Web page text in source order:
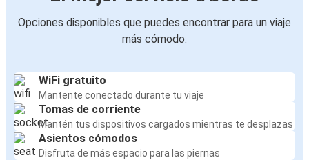
Opciones disponibles que puedes encontrar para un viaje
más cómodo:
WiFi gratuito
Mantente conectado durante tu viaje
Tomas de corriente
Mantén tus dispositivos cargados mientras te desplazas
Asientos cómodos
Disfruta de más espacio para las piernas